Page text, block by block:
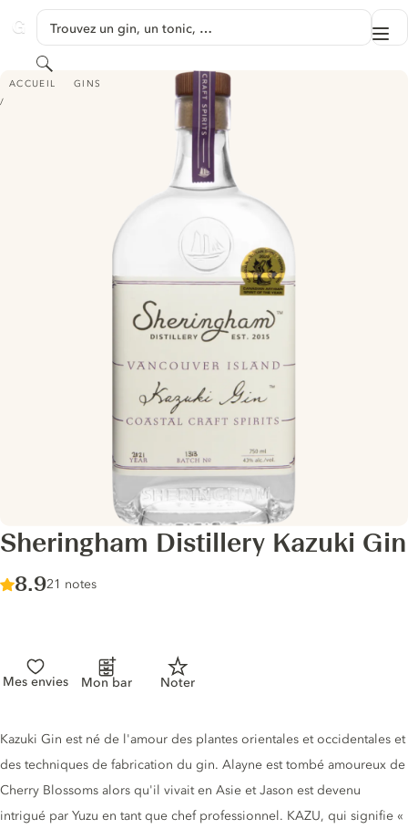
GINVENTORY
Trouvez un gin, un tonic, …
Rechercher
ACCUEIL GINS
SHERINGHAM DISTILLERY KAZUKI GIN
Sheringham Distillery Kazuki Gin
Score :
8.9/ 10
21 notes
Mes envies Mon bar Noter
Description du gin
Kazuki Gin est né de l'amour des plantes orientales et occidentales et
des techniques de fabrication du gin. Alayne est tombé amoureux de
Cherry Blossoms alors qu'il vivait en Asie et Jason est devenu
intrigué par Yuzu en tant que chef professionnel. KAZU, qui signifie «